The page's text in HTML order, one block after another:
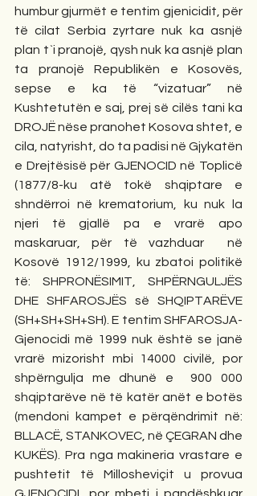
humbur gjurmët e tentim gjenicidit, për
të cilat Serbia zyrtare nuk ka asnjë
plan t`i pranojë, qysh nuk ka asnjë plan
ta pranojë Republikën e Kosovës,
sepse e ka të “vizatuar” në
Kushtetutën e saj, prej së cilës tani ka
DROJË nëse pranohet Kosova shtet, e
cila, natyrisht, do ta padisi në Gjykatën
e Drejtësisë për GJENOCID në Toplicë
(1877/8-ku atë tokë shqiptare e
shndërroi në krematorium, ku nuk la
njeri të gjallë pa e vrarë apo
maskaruar, për të vazhduar  në
Kosovë 1912/1999, ku zbatoi politikë
të: SHPRONËSIMIT, SHPËRNGULJËS
DHE SHFAROSJËS së SHQIPTARËVE
(SH+SH+SH+SH). E tentim SHFAROSJA-
Gjenocidi më 1999 nuk është se janë
vrarë mizorisht mbi 14000 civilë, por
shpërngulja me dhunë e  900 000
shqiptarëve në të katër anët e botës
(mendoni kampet e përqëndrimit në:
BLLACË, STANKOVEC, në ÇEGRAN dhe
KUKËS). Pra nga makineria vrastare e
pushtetit të Millosheviçit u provua